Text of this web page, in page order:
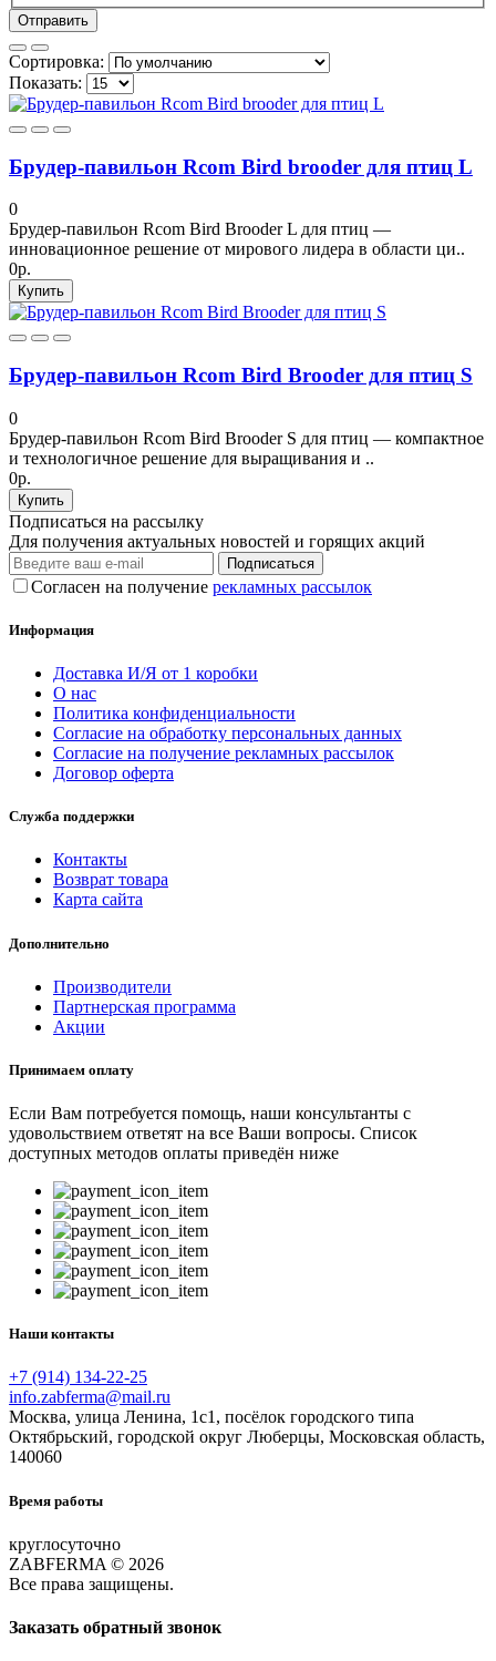
Отправить
Сортировка:
Показать:
Брудер-павильон Rcom Bird brooder для птиц L
0
Брудер-павильон Rcom Bird Brooder L для птиц —
инновационное решение от мирового лидера в области ци..
0р.
Купить
Брудер-павильон Rcom Bird Brooder для птиц S
0
Брудер-павильон Rcom Bird Brooder S для птиц — компактное
и технологичное решение для выращивания и ..
0р.
Купить
Подписаться на рассылку
Для получения актуальных новостей и горящих акций
Подписаться
Согласен на получение рекламных рассылок
Информация
Доставка И/Я от 1 коробки
О нас
Политика конфиденциальности
Согласие на обработку персональных данных
Согласие на получение рекламных рассылок
Договор оферта
Служба поддержки
Контакты
Возврат товара
Карта сайта
Дополнительно
Производители
Партнерская программа
Акции
Принимаем оплату
Если Вам потребуется помощь, наши консультанты с
удовольствием ответят на все Ваши вопросы. Список
доступных методов оплаты приведён ниже
Наши контакты
+7 (914) 134-22-25
info.zabferma@mail.ru
Москва, улица Ленина, 1с1, посёлок городского типа
Октябрьский, городской округ Люберцы, Московская область,
140060
Время работы
круглосуточно
ZABFERMA © 2026
Все права защищены.
Заказать обратный звонок